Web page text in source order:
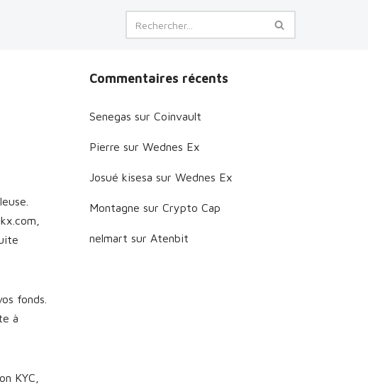
fonds.
à
KYC,
Commentaires récents
Senegas sur Coinvault
Pierre sur Wednes Ex
Josué kisesa sur Wednes Ex
Montagne sur Crypto Cap
nelmart sur Atenbit